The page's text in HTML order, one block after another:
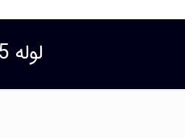
لوله 5لایه برای گرمایش از کف